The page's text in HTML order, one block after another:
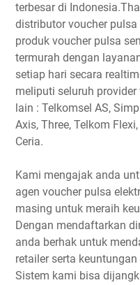
terbesar di
distributor voucher
produk voucher pulsa
termurah dengan
setiap hari secara
meliputi seluruh
lain : Telkomsel AS,
Axis, Three, Telkom
Ceria.
Kami mengajak anda
agen voucher pulsa
masing untuk meraih
Dengan mendaftarkan
anda berhak untuk
retailer serta
Sistem kami bisa